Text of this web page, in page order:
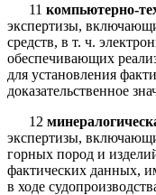
11 компьютерно-
экспертизы,
средств, в т. ч.
обеспечивающих
для установления
доказательственное
12
экспертизы,
горных пород и
фактических данных,
в ходе